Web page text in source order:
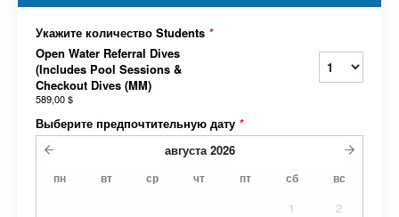
Укажите количество Students *
Open Water Referral Dives
(Includes Pool Sessions &
Checkout Dives (MM)
589,00 $
Выберите предпочтительную дату *
августа 2026
пн вт ср чт пт сб вс
1
2